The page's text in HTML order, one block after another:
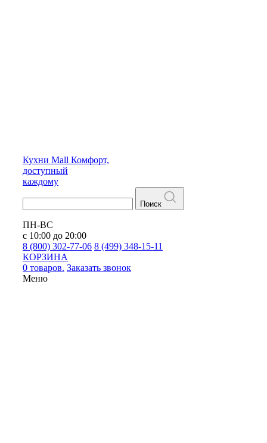
Кухни Mall Комфорт,
доступный
каждому
Поиск
ПН-ВС
с 10:00 до 20:00
8 (800) 302-77-06 8 (499) 348-15-11
КОРЗИНА
0 товаров. Заказать звонок
Меню